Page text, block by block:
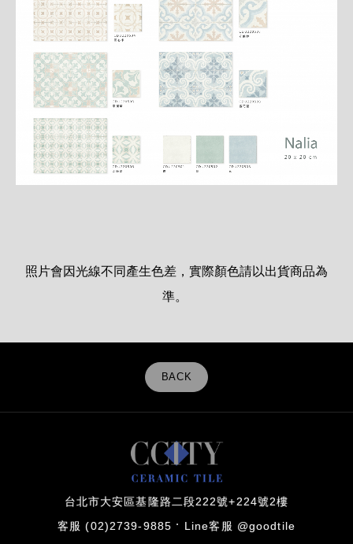
照片會因光線不同產生色差，實際顏色請以出貨商品為
準。
BACK
台北市大安區基隆路二段222號+224號2樓
客服 (02)2739-9885 Line客服 @goodtile